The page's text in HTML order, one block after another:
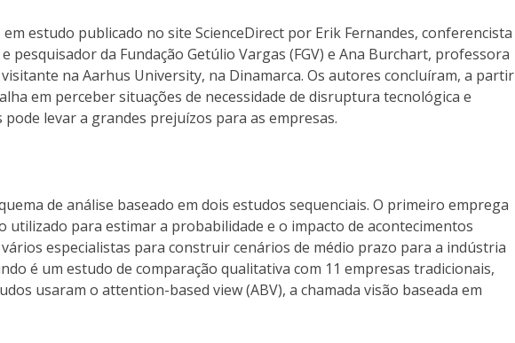
estudo publicado no site ScienceDirect por Erik Fernandes, conferencista
pesquisador da Fundação Getúlio Vargas (FGV) e Ana Burchart, professora
na Aarhus University, na Dinamarca. Os autores concluíram, a partir
em perceber situações de necessidade de disruptura tecnológica e
levar a grandes prejuízos para as empresas.
de análise baseado em dois estudos sequenciais. O primeiro emprega
utilizado para estimar a probabilidade e o impacto de acontecimentos
especialistas para construir cenários de médio prazo para a indústria
é um estudo de comparação qualitativa com 11 empresas tradicionais,
usaram o attention-based view (ABV), a chamada visão baseada em